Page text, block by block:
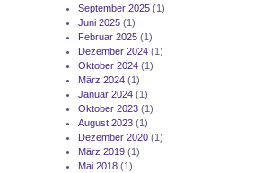
September 2025(1)
Juni 2025(1)
Februar 2025(1)
Dezember 2024(1)
Oktober 2024(1)
März 2024(1)
Januar 2024(1)
Oktober 2023(1)
August 2023(1)
Dezember 2020(1)
März 2019(1)
Mai 2018(1)